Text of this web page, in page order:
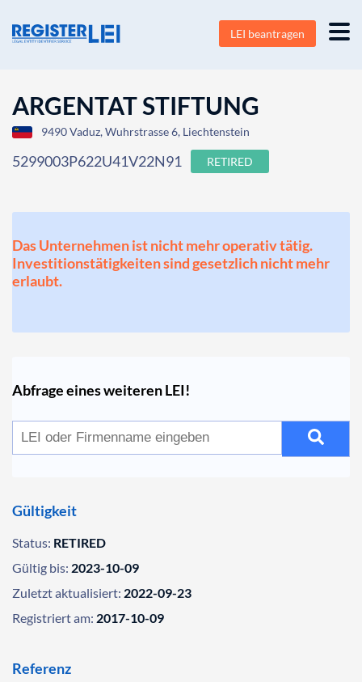
LEI beantragen
ARGENTAT STIFTUNG
9490 Vaduz, Wuhrstrasse 6, Liechtenstein
5299003P622U41V22N91 RETIRED
Das Unternehmen ist nicht mehr operativ tätig.
Investitionstätigkeiten sind gesetzlich nicht mehr
erlaubt.
Abfrage eines weiteren LEI!
Gültigkeit
Status: RETIRED
Gültig bis: 2023-10-09
Zuletzt aktualisiert: 2022-09-23
Registriert am: 2017-10-09
Referenz